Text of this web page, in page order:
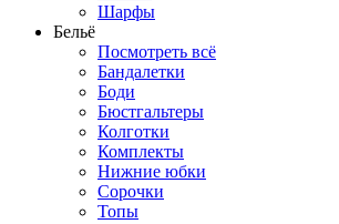
Шарфы
Бельё
Посмотреть всё
Бандалетки
Боди
Бюстгальтеры
Колготки
Комплекты
Нижние юбки
Сорочки
Топы